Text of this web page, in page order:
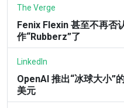
The Verge
Fenix Flexin 甚至不再否
作“Rubberz”了
LinkedIn
OpenAI 推出“冰球大小”
美元